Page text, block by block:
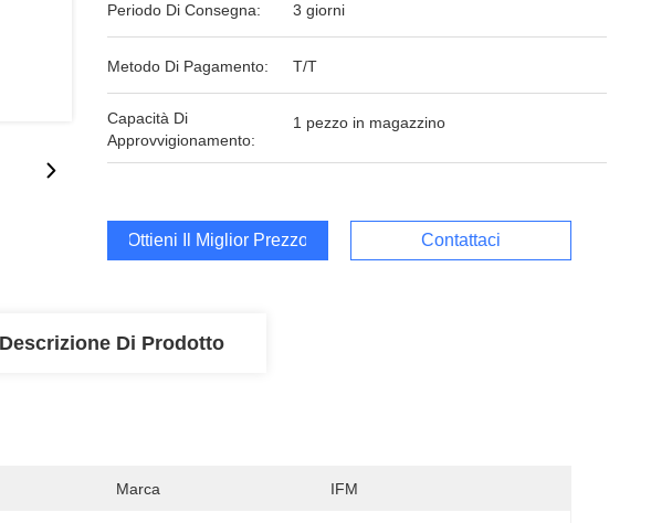
Periodo Di Consegna: 3 giorni
Metodo Di Pagamento: T/T
Capacità Di
Approvvigionamento:
1 pezzo in magazzino
Ottieni Il Miglior Prezzo Contattaci
Descrizione Di Prodotto
Marca IFM